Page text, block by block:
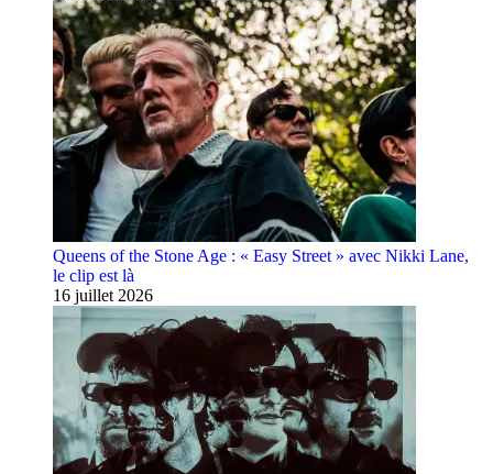
Queens of the Stone Age : « Easy Street » avec Nikki Lane,
le clip est là
16 juillet 2026